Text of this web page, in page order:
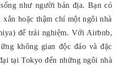
như người bản địa. Bạn có
hoặc thậm chí một ngôi nhà
để trải nghiệm. Với Airbnb,
không gian độc đáo và đặc
tại Tokyo đến những ngôi nhà